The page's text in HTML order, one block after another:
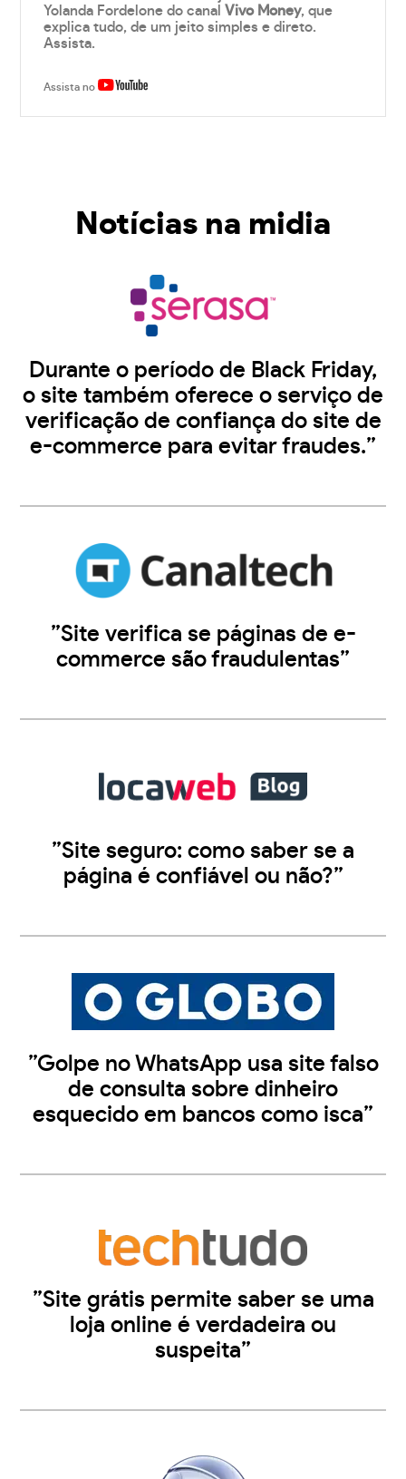
Yolanda Fordelone do canalVivo Money, que
explica tudo, de um jeito simples e direto.
Assista.
Assista no
Notícias na midia
Durante o período de Black Friday,
o site também oferece o serviço de
verificação de confiança do site de
e-commerce para evitar fraudes.”
”Site verifica se páginas de e-
commerce são fraudulentas”
”Site seguro: como saber se a
página é confiável ou não?”
”Golpe no WhatsApp usa site falso
de consulta sobre dinheiro
esquecido em bancos como isca”
”Site grátis permite saber se uma
loja online é verdadeira ou
suspeita”